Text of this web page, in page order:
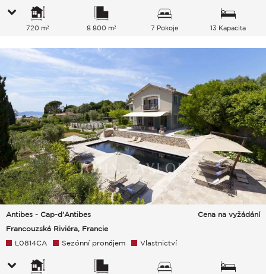
720 m² 8 800 m² 7 Pokoje 13 Kapacita
Antibes - Cap-d'Antibes
Francouzská Riviéra, Francie
Cena na vyžádání
L0814CA Sezónní pronájem Vlastnictví